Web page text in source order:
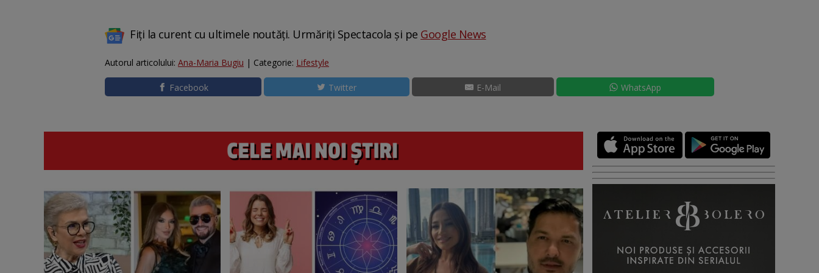
Fiți la curent cu ultimele noutăți. Urmăriți Spectacola și pe Google News
Autorul articolului: Ana-Maria Bugiu | Categorie: Lifestyle
Facebook Twitter E-Mail WhatsApp